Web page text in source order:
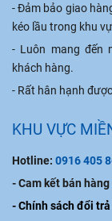
- Đảm bảo giao
kéo lầu trong khu
- Luôn mang đến
khách hàng.
- Rất hân hạnh
KHU VỰC
Hotline: 0916 405
- Cam kết bán
- Chính sách đổi